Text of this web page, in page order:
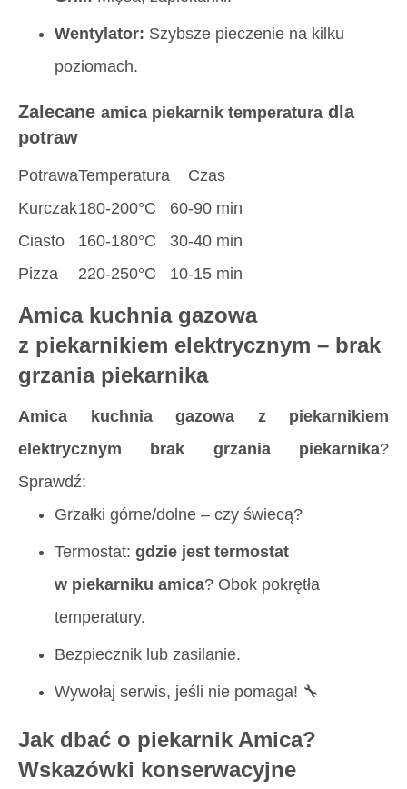
Wentylator: Szybsze pieczenie na kilku
poziomach.
Zalecane amica piekarnik temperatura dla
potraw
PotrawaTemperatura
Czas
Kurczak180-200°C
60-90 min
Ciasto
160-180°C
30-40 min
Pizza
220-250°C 10-15 min
Amica kuchnia gazowa
z piekarnikiem elektrycznym – brak
grzania piekarnika
Amica kuchnia gazowa z piekarnikiem
elektrycznym brak grzania piekarnika?
Sprawdź:
Grzałki górne/dolne – czy świecą?
Termostat: gdzie jest termostat
w piekarniku amica? Obok pokrętła
temperatury.
Bezpiecznik lub zasilanie.
Wywołaj serwis, jeśli nie pomaga! 🔧
Jak dbać o piekarnik Amica?
Wskazówki konserwacyjne